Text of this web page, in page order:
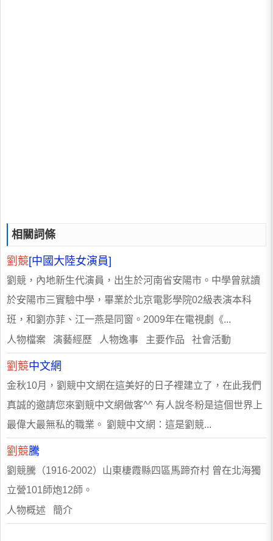
相關詞條
劉競[中國大陸女演員]
劉競，內地新生代演員，出生於河南省安陽市。中學曾就讀
於安陽市三實驗中學，畢業於北京電影學院02級表演本科
班，和劉亦菲、江一燕是同窗。2009年在電視劇《...
人物檔案 演藝經歷 人物逸事 主要作品 社會活動
劉競中文網
金秋10月，劉競中文網在這美好的日子裡建立了，在此我們
真誠的邀請您來劉競中文網做客^^ 有人說冬粉是這個世界上
最偉大最無私的職業。 劉競中文網：這是劉競...
劉競騰
劉競騰（1916-2002）山東棲霞縣四區馬蹄夼村 曾在北海獨
立營101師炮12師。
人物概述 簡介